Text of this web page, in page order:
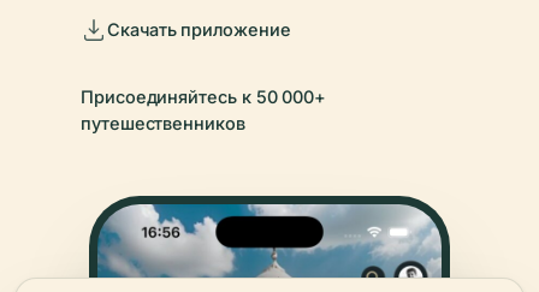
Скачать приложение
Присоединяйтесь к 50 000+
путешественников